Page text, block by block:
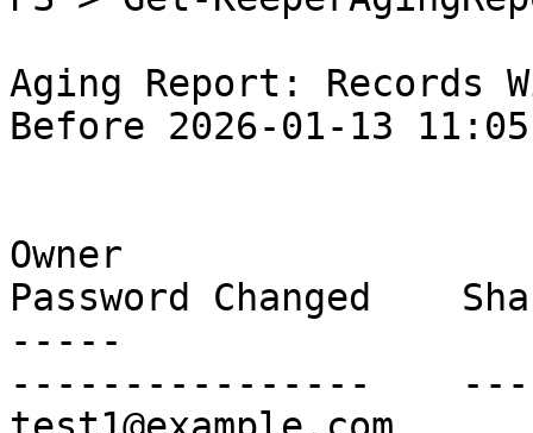
Aging Report: Records
Before 2026-01-13
Owner
Password Changed
-----
----------------